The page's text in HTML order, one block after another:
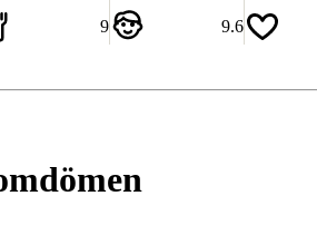
9 9.6